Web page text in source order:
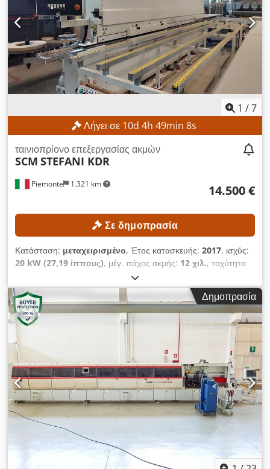
1 /7
Λήγει σε 10d 4h 49min 6s
Piemonte 1.321 km
ταινιοπρίονο επεξεργασίας ακμών
SCM STEFANI KDR
14.500 €
Σε δημοπρασία
Κατάσταση: μεταχειρισμένο, Έτος κατασκευής: 2017, ισχύς:
20 kW (27,19 ίππους), μέγ. πάχος ακμής: 12 χιλ., ταχύτητα
20 μ/λεπτό
ακόλουθη διαμόρφωση: Προκαταρκτική μονάδα φρεζαρίσματος
Τελική μονάδα φρεζαρίσματος Αριθμός κινητήρων τελικής
μονάδας φρεζαρίσματος: 2 Μονάδα χονδροειδούς
φρεζαρίσματος, επάνω και κάτω Αριθμός κινητήρων μονάδας
χονδροειδούς φρεζαρίσματος: 2 Μονάδα στρογγυλοποίησης
γωνιών Αριθμός κινητήρων μονάδας στρογγυλοποίησης
γωνιών: 2 Μονάδα έλξης ακμών Μονάδα έλξης κόλλας Μονάδα
λείανσης Αριθμός κινητήρων μονάδας λείανσης: 2 ΤΕΧΝΙΚΕΣ
ΛΕΠΤΟΜΕΡΕΙΕΣ Επεξεργασία τεμαχίων Ελάχιστο πάχος
πλάκας: 8 mm Μέγιστο πάχος πλάκας: 60 mm Ελάχιστο
πάχος ακμής: 0,4 mm Μέγιστο πάχος ακμής: 12 mm Μέγιστη
ταχύτητα προώθησης: 20 μ/λεπτό ΛΕΠΤΟΜΕΡΕΙΕΣ
ΜΗΧΑΝΗΣ Συνολική συνδεδεμένη ισχύς: 20 kW Dkodpfx
Aszmtldoh Tsr ΕΞΟΠΛΙΣΜΟΣ Λάμπες προθέρμανσης για τις
πλευρές του τεμαχίου Αποθήκη κυλίνδρων ακμών Δοχείο
Δημοπρασία